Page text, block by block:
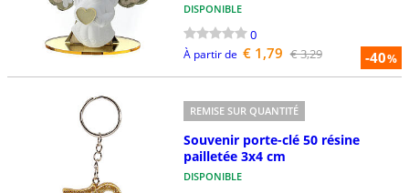
-40%
DISPONIBLE
0
À partir de € 1,79 € 3,29
REMISE SUR QUANTITÉ
Souvenir porte-clé 50 résine
pailletée 3x4 cm
DISPONIBLE